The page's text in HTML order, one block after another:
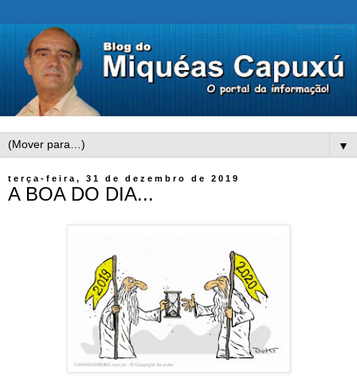
▼
terça-feira, 31 de dezembro de 2019
A BOA DO DIA...